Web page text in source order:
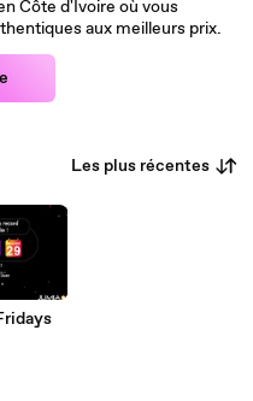
Côte d'Ivoire où vous
aux meilleurs prix.
Les plus récentes